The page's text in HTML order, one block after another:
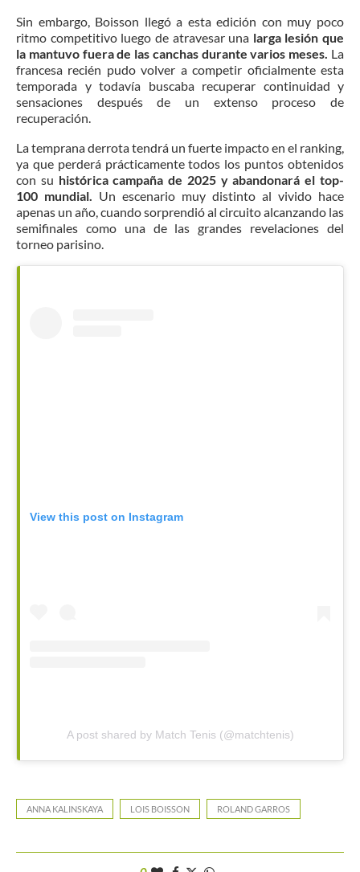
Sin embargo, Boisson llegó a esta edición con muy poco
ritmo competitivo luego de atravesar una larga lesión que
la mantuvo fuera de las canchas durante varios meses. La
francesa recién pudo volver a competir oficialmente esta
temporada y todavía buscaba recuperar continuidad y
sensaciones después de un extenso proceso de
recuperación.
La temprana derrota tendrá un fuerte impacto en el ranking,
ya que perderá prácticamente todos los puntos obtenidos
con su histórica campaña de 2025 y abandonará el top-
100 mundial. Un escenario muy distinto al vivido hace
apenas un año, cuando sorprendió al circuito alcanzando las
semifinales como una de las grandes revelaciones del
torneo parisino.
View this post on Instagram
A post shared by Match Tenis (@matchtenis)
ANNA KALINSKAYA LOIS BOISSON ROLAND GARROS